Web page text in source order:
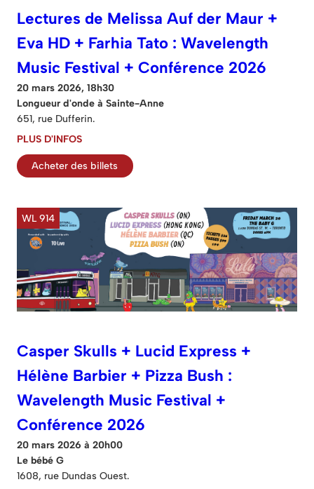
Lectures de Melissa Auf der Maur +
Eva HD + Farhia Tato : Wavelength
Music Festival + Conférence 2026
20 mars 2026, 18h30
Longueur d'onde à Sainte-Anne
651, rue Dufferin.
PLUS D'INFOS
Acheter des billets
WL 914
Casper Skulls + Lucid Express +
Hélène Barbier + Pizza Bush :
Wavelength Music Festival +
Conférence 2026
20 mars 2026 à 20h00
Le bébé G
1608, rue Dundas Ouest.